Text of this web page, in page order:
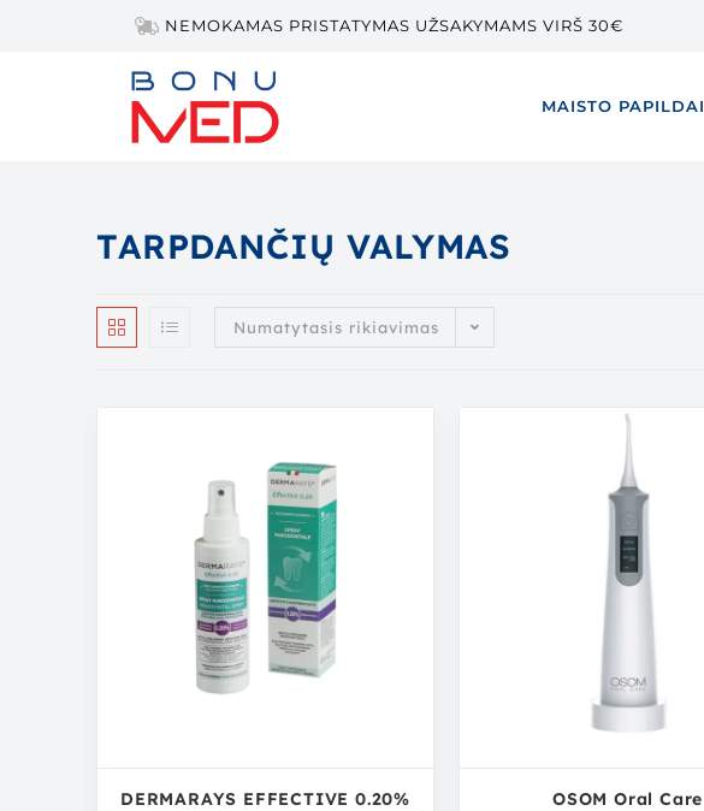
NEMOKAMAS PRISTATYMAS UŽSAKYMAMS VIRŠ 30€
MAISTO PAPILDAI
TARPDANČIŲ VALYMAS
Numatytasis rikiavimas
DERMARAYS EFFECTIVE 0.20%
OSOM Oral Care